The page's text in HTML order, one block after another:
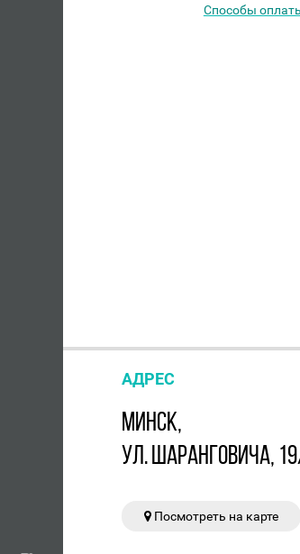
Способы
АДРЕС
МИНСК,
УЛ. ШАРАНГОВИЧА,
Посмотреть на карте